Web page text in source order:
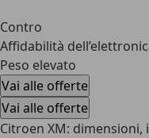
Contro
Affidabilità
Peso elevato
Vai alle offerte
Vai alle offerte
Citroen XM: